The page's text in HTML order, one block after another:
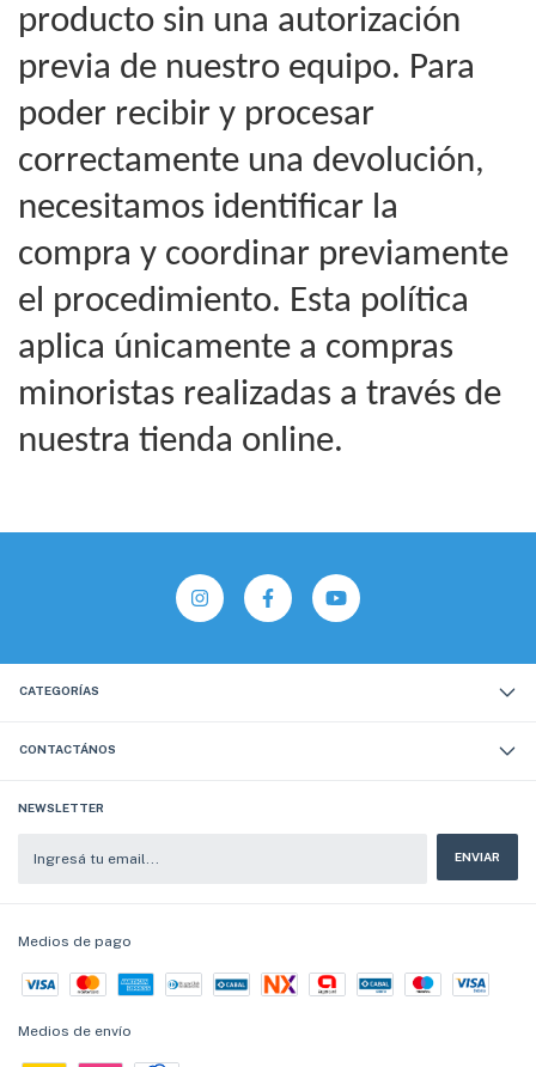
producto sin una autorización
previa de nuestro equipo. Para
poder recibir y procesar
correctamente una devolución,
necesitamos identificar la
compra y coordinar previamente
el procedimiento. Esta política
aplica únicamente a compras
minoristas realizadas a través de
nuestra tienda online.
CATEGORÍAS
CONTACTÁNOS
NEWSLETTER
Medios de pago
Medios de envío